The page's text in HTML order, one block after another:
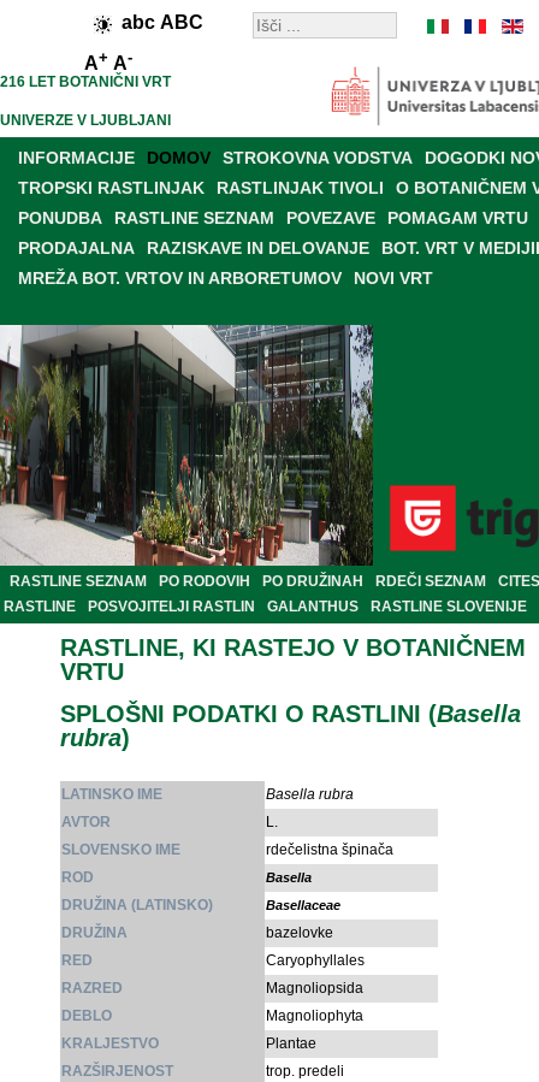
abc ABC
A+ A-
216 LET BOTANIČNI VRT
UNIVERZE V LJUBLJANI
INFORMACIJE DOMOV STROKOVNA VODSTVA
DOGODKI
TROPSKI RASTLINJAK
RASTLINJAK TIVOLI
O BOTANIČNEM
PONUDBA
RASTLINE SEZNAM POVEZAVE
POMAGAM VRTU
PRODAJALNA
RAZISKAVE IN DELOVANJE
BOT. VRT V
MREŽA BOT. VRTOV IN ARBORETUMOV
NOVI VRT
RASTLINE SEZNAM PO RODOVIH PO DRUŽINAH RDEČI SEZNAM
CITES
RASTLINE
POSVOJITELJI RASTLIN GALANTHUS RASTLINE SLOVENIJE
RASTLINE, KI RASTEJO V BOTANIČNEM
VRTU
SPLOŠNI PODATKI O RASTLINI (Basella
rubra)
LATINSKO IME
Basella rubra
AVTOR
L.
SLOVENSKO IME
rdečelistna špinača
ROD
Basella
DRUŽINA (LATINSKO) Basellaceae
DRUŽINA
bazelovke
RED
Caryophyllales
RAZRED
Magnoliopsida
DEBLO
Magnoliophyta
KRALJESTVO
Plantae
RAZŠIRJENOST
trop. predeli